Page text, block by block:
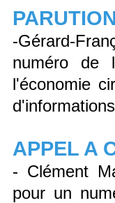
-Gérard-
numéro de
l'économie
APPEL A
- Clément
pour un